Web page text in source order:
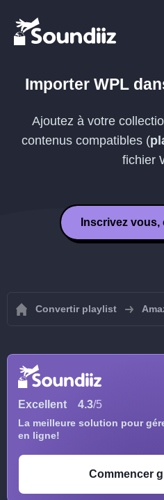
Importer WPL
Ajoutez à votre
contenus compatibles (
fichier
Inscrivez
Convertir playlist
Excellent 4.3/5
La meilleure solution pour
en ligne!
Commencer